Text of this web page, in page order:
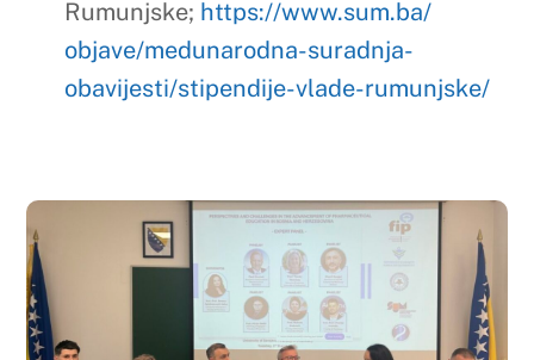
Međunarodnefarmaceutskefederacije(FIP)
Bosni i Hercegovini, potvrđujući svoju
predanost razvoju farmaceutske struke i
visokog obrazovanja u skladu s europskim i
U okviru stručnog panela pod nazivom
“Perspectives and Challenges in the
Advancement of Pharmaceutical Education in
Bosnia and Herzegovina”, održanog
na Farmaceutskom fakultetu Univerzitet
Sarajevu, sudjelovao je doc. dr. sc. Martin